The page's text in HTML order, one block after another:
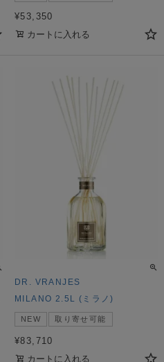
¥53,350
カートに入れる
DR. VRANJES
MILANO 2.5L (ミラノ)
NEW 取り寄せ可能
¥83,710
カートに入れる